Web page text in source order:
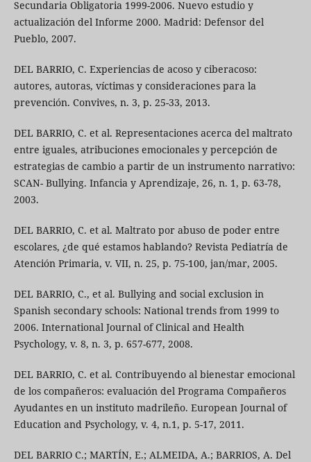
Secundaria Obligatoria 1999-2006. Nuevo estudio y
actualización del Informe 2000. Madrid: Defensor del
Pueblo, 2007.
DEL BARRIO, C. Experiencias de acoso y ciberacoso:
autores, autoras, víctimas y consideraciones para la
prevención. Convives, n. 3, p. 25-33, 2013.
DEL BARRIO, C. et al. Representaciones acerca del maltrato
entre iguales, atribuciones emocionales y percepción de
estrategias de cambio a partir de un instrumento narrativo:
SCAN- Bullying. Infancia y Aprendizaje, 26, n. 1, p. 63-78,
2003.
DEL BARRIO, C. et al. Maltrato por abuso de poder entre
escolares, ¿de qué estamos hablando? Revista Pediatría de
Atención Primaria, v. VII, n. 25, p. 75-100, jan/mar, 2005.
DEL BARRIO, C., et al. Bullying and social exclusion in
Spanish secondary schools: National trends from 1999 to
2006. International Journal of Clinical and Health
Psychology, v. 8, n. 3, p. 657-677, 2008.
DEL BARRIO, C. et al. Contribuyendo al bienestar emocional
de los compañeros: evaluación del Programa Compañeros
Ayudantes en un instituto madrileño. European Journal of
Education and Psychology, v. 4, n.1, p. 5-17, 2011.
DEL BARRIO C.; MARTÍN, E.; ALMEIDA, A.; BARRIOS, A. Del